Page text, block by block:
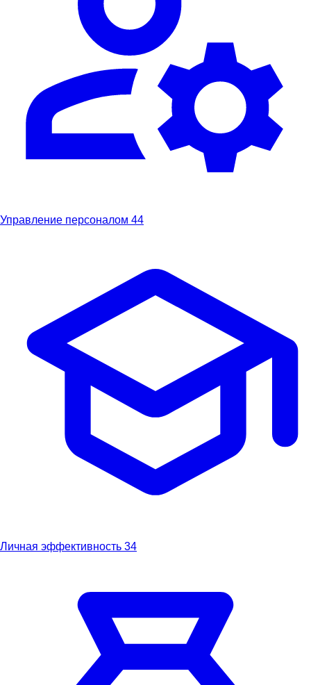
Управление персоналом 44
Личная эффективность 34